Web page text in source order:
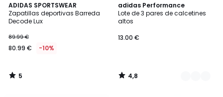
ADIDAS SPORTSWEAR
Zapatillas deportivas Barreda
Decode Lux
89.99 €
80.99 € -10%
5
/
5
5
/
adidas Performance
Lote de 3 pares de calcetines
altos
13.00 €
4,8
/ 5
2
Colores
4,8
/